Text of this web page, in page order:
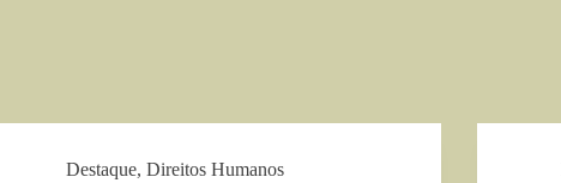
Destaque,Direitos Humanos